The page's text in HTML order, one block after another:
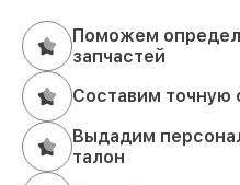
Поможем
запчастей
Составим точную
Выдадим
талон